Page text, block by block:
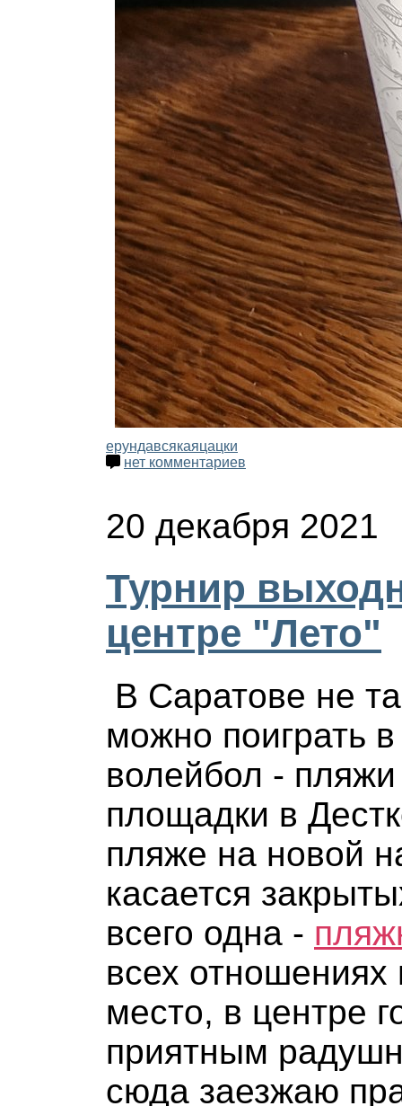
ерундавсякаяцацки
нет комментариев
20 декабря 2021
Турнир
центре "Лето"
В Саратове не
можно поиграть
волейбол -
площадки в
пляже на новой
касается
всего одна -
всех отношениях
место, в центре
приятным
сюда заезжаю